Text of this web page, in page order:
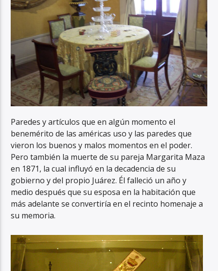
Paredes y artículos que en algún momento el
benemérito de las américas uso y las paredes que
vieron los buenos y malos momentos en el poder.
Pero también la muerte de su pareja Margarita Maza
en 1871, la cual influyó en la decadencia de su
gobierno y del propio Juárez. Él falleció un año y
medio después que su esposa en la habitación que
más adelante se convertiría en el recinto homenaje a
su memoria.